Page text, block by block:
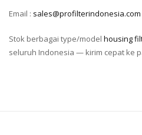
Email : sales@profilterindonesia.com
Stok berbagai type/model housing
seluruh Indonesia — kirim cepat ke